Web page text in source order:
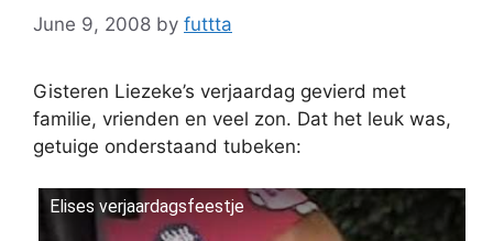
June 9, 2008 by futtta
Gisteren Liezeke’s verjaardag gevierd met
familie, vrienden en veel zon. Dat het leuk was,
getuige onderstaand tubeken:
Elises verjaardagsfeestje